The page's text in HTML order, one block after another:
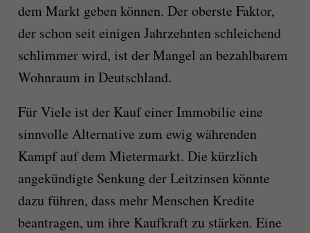
dem Markt geben können. Der oberste Faktor,
der schon seit einigen Jahrzehnten schleichend
schlimmer wird, ist der Mangel an bezahlbarem
Wohnraum in Deutschland.
Für Viele ist der Kauf einer Immobilie eine
sinnvolle Alternative zum ewig währenden
Kampf auf dem Mietermarkt. Die kürzlich
angekündigte Senkung der Leitzinsen könnte
dazu führen, dass mehr Menschen Kredite
beantragen, um ihre Kaufkraft zu stärken. Eine